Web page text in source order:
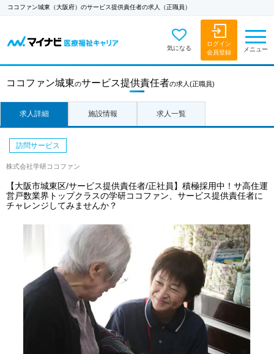
ココファン城東（大阪府）のサービス提供責任者の求人（正職員）
気になる
ログイン
会員登録
メニュー
ココファン城東のサービス提供責任者の求人 (正職員)
求人詳細 施設情報 求人一覧
訪問サービス
株式会社学研ココファン
【大阪市城東区/サービス提供責任者/正社員】積極採用中！サ高住運
営戸数業界トップクラスの学研ココファン、サービス提供責任者に
チャレンジしてみませんか？